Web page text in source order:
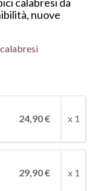
nuove
24,90 € x 1
29,90 € x 1